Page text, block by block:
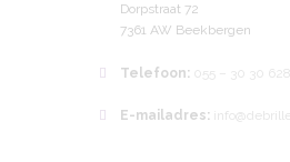
Dorpstraat 72
7361 AW Beekbergen
Telefoon: 055 – 30 30 628
E-mailadres: